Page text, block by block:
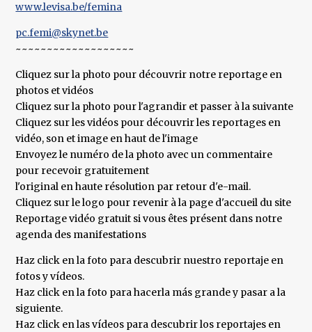
www.levisa.be/femina
pc.femi@skynet.be
~~~~~~~~~~~~~~~~~~~
Cliquez sur la photo pour découvrir notre reportage en
photos et vidéos
Cliquez sur la photo pour l'agrandir et passer à la suivante
Cliquez sur les vidéos pour découvrir les reportages en
vidéo, son et image en haut de l'image
Envoyez le numéro de la photo avec un commentaire
pour recevoir gratuitement
l'original en haute résolution par retour d'e-mail.
Cliquez sur le logo pour revenir à la page d'accueil du site
Reportage vidéo gratuit si vous êtes présent dans notre
agenda des manifestations
Haz click en la foto para descubrir nuestro reportaje en
fotos y vídeos.
Haz click en la foto para hacerla más grande y pasar a la
siguiente.
Haz click en las vídeos para descubrir los reportajes en